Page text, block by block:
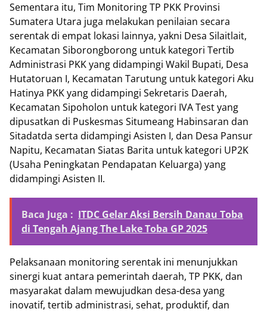
Sementara itu, Tim Monitoring TP PKK Provinsi
Sumatera Utara juga melakukan penilaian secara
serentak di empat lokasi lainnya, yakni Desa Silaitlait,
Kecamatan Siborongborong untuk kategori Tertib
Administrasi PKK yang didampingi Wakil Bupati, Desa
Hutatoruan I, Kecamatan Tarutung untuk kategori Aku
Hatinya PKK yang didampingi Sekretaris Daerah,
Kecamatan Sipoholon untuk kategori IVA Test yang
dipusatkan di Puskesmas Situmeang Habinsaran dan
Sitadatda serta didampingi Asisten I, dan Desa Pansur
Napitu, Kecamatan Siatas Barita untuk kategori UP2K
(Usaha Peningkatan Pendapatan Keluarga) yang
didampingi Asisten II.
Baca Juga : ITDC Gelar Aksi Bersih Danau Toba
di Tengah Ajang The Lake Toba GP 2025
Pelaksanaan monitoring serentak ini menunjukkan
sinergi kuat antara pemerintah daerah, TP PKK, dan
masyarakat dalam mewujudkan desa-desa yang
inovatif, tertib administrasi, sehat, produktif, dan